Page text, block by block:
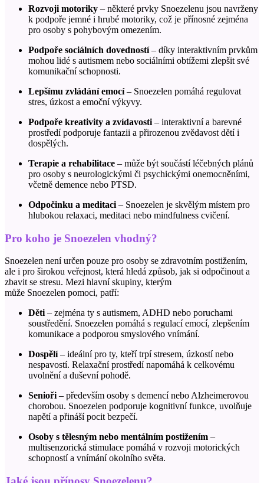
Rozvoji motoriky – některé prvky Snoezelenu jsou navrženy
k podpoře jemné i hrubé motoriky, což je přínosné zejména
pro osoby s pohybovým omezením.
Podpoře sociálních dovedností– díky interaktivním prvkům
mohou lidé s autismem nebo sociálními obtížemi zlepšit své
komunikační schopnosti.
Lepšímu zvládání emocí– Snoezelen pomáhá regulovat
stres, úzkost a emoční výkyvy.
Podpoře kreativity a zvídavosti – interaktivní a barevné
prostředí podporuje fantazii a přirozenou zvědavost dětí i
dospělých.
Terapie a rehabilitace – může být součástí léčebných plánů
pro osoby s neurologickými či psychickými onemocněními,
včetně demence nebo PTSD.
Odpočinku a meditaci – Snoezelen je skvělým místem pro
hlubokou relaxaci, meditaci nebo mindfulness cvičení.
Pro koho je Snoezelen vhodný?
Snoezelen není určen pouze pro osoby se zdravotním postižením,
ale i pro širokou veřejnost, která hledá způsob, jak si odpočinout a
zbavit se stresu. Mezi hlavní skupiny, kterým
může Snoezelen pomoci, patří:
Děti – zejména ty s autismem, ADHD nebo poruchami
soustředění. Snoezelen pomáhá s regulací emocí, zlepšením
komunikace a podporou smyslového vnímání.
Dospělí– ideální pro ty, kteří trpí stresem, úzkostí nebo
nespavostí. Relaxační prostředí napomáhá k celkovému
uvolnění a duševní pohodě.
Senioři – především osoby s demencí nebo Alzheimerovou
chorobou. Snoezelen podporuje kognitivní funkce, uvolňuje
napětí a přináší pocit bezpečí.
Osoby s tělesným nebo mentálním postižením –
multisenzorická stimulace pomáhá v rozvoji motorických
schopností a vnímání okolního světa.